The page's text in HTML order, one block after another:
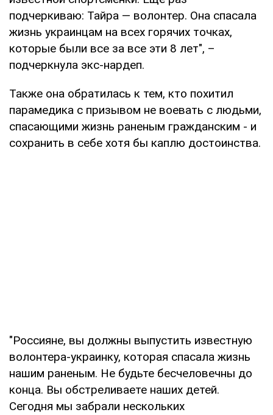
подчеркиваю: Тайра — волонтер. Она спасала
жизнь украинцам на всех горячих точках,
которые были все за все эти 8 лет", –
подчеркнула экс-нардеп.
Также она обратилась к тем, кто похитил
парамедика с призывом не воевать с людьми,
спасающими жизнь раненым гражданским - и
сохранить в себе хотя бы каплю достоинства.
"Россияне, вы должны выпустить известную
волонтера-украинку, которая спасала жизнь
нашим раненым. Не будьте бесчеловечны до
конца. Вы обстреливаете наших детей.
Сегодня мы забрали нескольких